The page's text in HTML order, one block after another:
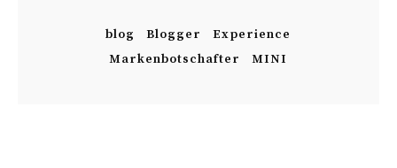
blog Blogger
Experience
Markenbotschafter
MINI